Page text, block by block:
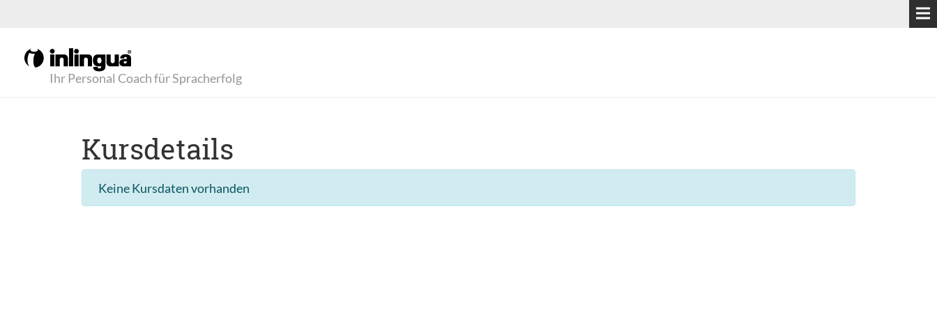
Ihr Personal Coach für Spracherfolg
Kursdetails
Keine Kursdaten vorhanden